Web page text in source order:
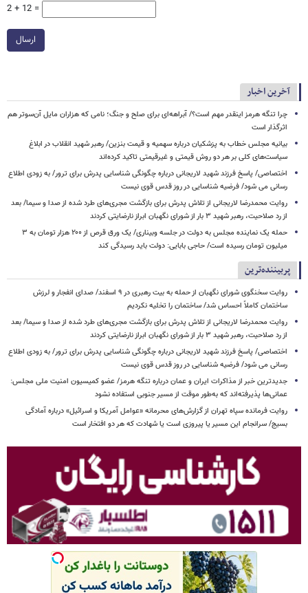
2 + 12 =
ارسال
آخرین اخبار
چرا تنگه هرمز اینقدر مهم است؟/ آبراهه‌ای برای صلح و جنگ؛ نامی که هزاران مایل آن‌سوتر هم
اثرگذار است
بیانیه مجلس خطاب به پزشکیان درباره سهمیه و قیمت بنزین/ رهبر شهید انقلاب در ابلاغ
سیاست‌های کلی بر هر دو روش قیمتی و غیرقیمتی تاکید کرده‌اند
اختصاصی/ پاسخ فرزند شهید لاریجانی درباره چگونگی شناسایی پدرش برای ترور/ به زودی اطلاع
رسانی می شود/ فرضیه شناسایی در روز قدس قوی نیست
روایت محمدرضا لاریجانی از تلاش پدرش برای بازگشت مجری‌های طرد شده از صدا و سیما/ بعد
از رد صلاحیت، رهبر شهید ۳ بار از شورای نگهبان ابراز نارضایتی کردند
حمله یک نماینده مجلس به دولت در جلسه وبیناری/ یک ورق قرص از ۲۰۰ هزار تومان به ۳
میلیون تومان رسیده است/ حاجی بابایی: دولت باید رسیدگی کند
پربیننده‌ترین
روایت سخنگوی شورای نگهبان از حمله به بیت رهبری در ۹ اسفند/ صدای انفجار و لرزش
ساختمان کاملاً احساس شد/ ساختمان را تخلیه نکردیم
روایت محمدرضا لاریجانی از تلاش پدرش برای بازگشت مجری‌های طرد شده از صدا و سیما/ بعد
از رد صلاحیت، رهبر شهید ۳ بار از شورای نگهبان ابراز نارضایتی کردند
اختصاصی/ پاسخ فرزند شهید لاریجانی درباره چگونگی شناسایی پدرش برای ترور/ به زودی اطلاع
رسانی می شود/ فرضیه شناسایی در روز قدس قوی نیست
جدیدترین خبر از مذاکرات ایران و عمان درباره تنگه هرمز/ عضو کمیسیون امنیت ملی مجلس:
عمانی‌ها پذیرفته‌اند که به‌طور موقت از مسیر جنوبی استفاده نشود
روایت فرمانده سپاه تهران از گزارش‌های محرمانه «عوامل آمریکا و اسرائیل» درباره آمادگی
بسیج/ سرانجام این مسیر یا پیروزی است یا شهادت که هر دو افتخار است